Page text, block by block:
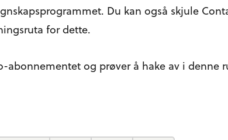
Du kan også skjule
for dette.
abonnementet og prøver å hake av i denne